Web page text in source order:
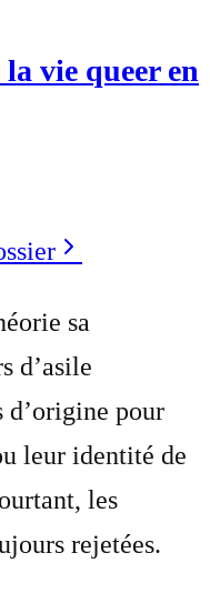
vie queer en
sa
d’asile
d’origine pour
leur identité de
les
rejetées.